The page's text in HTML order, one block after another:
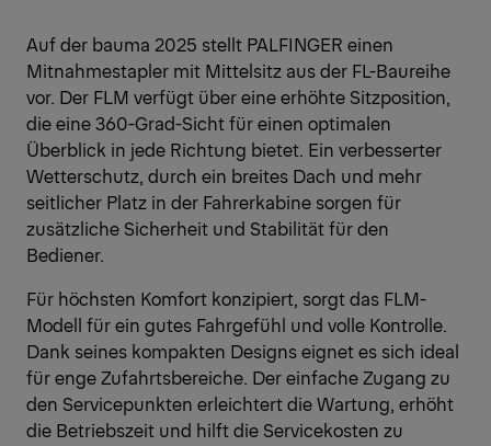
Auf der bauma 2025 stellt PALFINGER einen
Mitnahmestapler mit Mittelsitz aus der FL-Baureihe
vor. Der FLM verfügt über eine erhöhte Sitzposition,
die eine 360-Grad-Sicht für einen optimalen
Überblick in jede Richtung bietet. Ein verbesserter
Wetterschutz, durch ein breites Dach und mehr
seitlicher Platz in der Fahrerkabine sorgen für
zusätzliche Sicherheit und Stabilität für den
Bediener.
Für höchsten Komfort konzipiert, sorgt das FLM-
Modell für ein gutes Fahrgefühl und volle Kontrolle.
Dank seines kompakten Designs eignet es sich ideal
für enge Zufahrtsbereiche. Der einfache Zugang zu
den Servicepunkten erleichtert die Wartung, erhöht
die Betriebszeit und hilft die Servicekosten zu